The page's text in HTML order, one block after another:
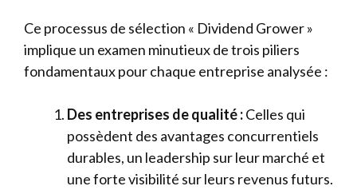
Ce processus de sélection « Dividend Grower »
implique un examen minutieux de trois piliers
fondamentaux pour chaque entreprise analysée :
Des entreprises de qualité :Celles qui
possèdent des avantages concurrentiels
durables, un leadership sur leur marché et
une forte visibilité sur leurs revenus futurs.